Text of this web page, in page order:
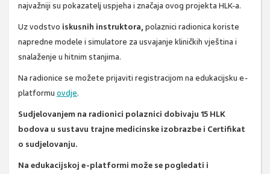
najvažniji su pokazatelj uspjeha i značaja ovog projekta HLK-a.
Uz vodstvo iskusnih instruktora, polaznici radionica koriste
napredne modele i simulatore za usvajanje kliničkih vještina i
snalaženje u hitnim stanjima.
Na radionice se možete prijaviti registracijom na edukacijsku e-
platformu ovdje.
Sudjelovanjem na radionici polaznici dobivaju 15 HLK
bodova u sustavu trajne medicinske izobrazbe i Certifikat
o sudjelovanju.
Na edukacijskoj e-platformi može se pogledati i